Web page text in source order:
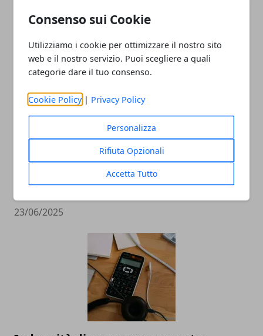
Consenso sui Cookie
Utilizziamo i cookie per ottimizzare il nostro sito
web e il nostro servizio. Puoi scegliere a quali
categorie dare il tuo consenso.
Cookie Policy | Privacy Policy
Personalizza
Rifiuta Opzionali
Accetta Tutto
Impresa partendo da zero
nell’hospitality business? I consigli e la
23/06/2025